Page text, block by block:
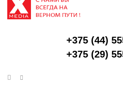
+375 (44)
+375 (29)
Главная